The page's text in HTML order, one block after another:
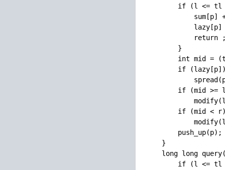
if (l <= tl
sum[p]
lazy[p]
return
        }
int mid =
if
if (mid >=
if (mid <
        push_up(p);
    }
long long
if (l <= tl